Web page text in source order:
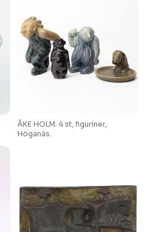
ÅKE HOLM. 4 st, figuriner,
Höganäs.